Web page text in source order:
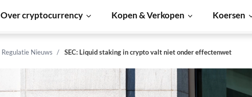
Over cryptocurrency Kopen & Verkopen Koersen
Regulatie Nieuws SEC: Liquid staking in crypto valt niet onder effectenwet